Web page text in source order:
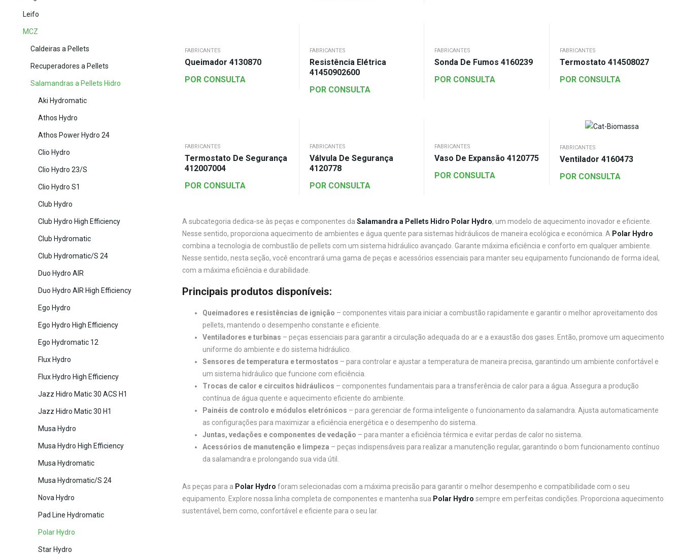
FABRICANTES
Queimador 4130870
POR CONSULTA
FABRICANTES
Resistência Elétrica
41450902600
POR CONSULTA
FABRICANTES
Sonda De Fumos 4160239
POR CONSULTA
FABRICANTES
Termostato 414508027
POR CONSULTA
FABRICANTES
Termostato De Segurança
412007004
POR CONSULTA
FABRICANTES
Válvula De Segurança
4120778
POR CONSULTA
FABRICANTES
Vaso De Expansão 4120775
POR CONSULTA
FABRICANTES
Ventilador 4160473
POR CONSULTA
A subcategoria dedica-se às peças e componentes da Salamandra a Pellets Hidro Polar Hydro, um modelo de aquecimento inovador e eficiente.
Nesse sentido, proporciona aquecimento de ambientes e água quente para sistemas hidráulicos de maneira ecológica e económica. A Polar Hydro
combina a tecnologia de combustão de pellets com um sistema hidráulico avançado. Garante máxima eficiência e conforto em qualquer ambiente.
Nesse sentido, nesta seção, você encontrará uma gama de peças e acessórios essenciais para manter seu equipamento funcionando de forma ideal,
com a máxima eficiência e durabilidade.
Principais produtos disponíveis:
Queimadores e resistências de ignição – componentes vitais para iniciar a combustão rapidamente e garantir o melhor aproveitamento dos
pellets, mantendo o desempenho constante e eficiente.
Ventiladores e turbinas – peças essenciais para garantir a circulação adequada do ar e a exaustão dos gases. Então, promove um aquecimento
uniforme do ambiente e do sistema hidráulico.
Sensores de temperatura e termostatos – para controlar e ajustar a temperatura de maneira precisa, garantindo um ambiente confortável e
um sistema hidráulico que funcione com eficiência.
Trocas de calor e circuitos hidráulicos – componentes fundamentais para a transferência de calor para a água. Assegura a produção
contínua de água quente e aquecimento eficiente do ambiente.
Painéis de controlo e módulos eletrónicos – para gerenciar de forma inteligente o funcionamento da salamandra. Ajusta automaticamente
as configurações para maximizar a eficiência energética e o desempenho do sistema.
Juntas, vedações e componentes de vedação – para manter a eficiência térmica e evitar perdas de calor no sistema.
Acessórios de manutenção e limpeza – peças indispensáveis para realizar a manutenção regular, garantindo o bom funcionamento contínuo
da salamandra e prolongando sua vida útil.
As peças para a Polar Hydro foram selecionadas com a máxima precisão para garantir o melhor desempenho e compatibilidade com o seu
equipamento. Explore nossa linha completa de componentes e mantenha sua Polar Hydro sempre em perfeitas condições. Proporciona aquecimento
sustentável, bem como, confortável e eficiente para o seu lar.
Leifo
MCZ
Caldeiras a Pellets
Recuperadores a Pellets
Salamandras a Pellets Hidro
Aki Hydromatic
Athos Hydro
Athos Power Hydro 24
Clio Hydro
Clio Hydro 23/S
Clio Hydro S1
Club Hydro
Club Hydro High Efficiency
Club Hydromatic
Club Hydromatic/S 24
Duo Hydro AIR
Duo Hydro AIR High Efficiency
Ego Hydro
Ego Hydro High Efficiency
Ego Hydromatic 12
Flux Hydro
Flux Hydro High Efficiency
Jazz Hidro Matic 30 ACS H1
Jazz Hidro Matic 30 H1
Musa Hydro
Musa Hydro High Efficiency
Musa Hydromatic
Musa Hydromatic/S 24
Nova Hydro
Pad Line Hydromatic
Polar Hydro
Star Hydro